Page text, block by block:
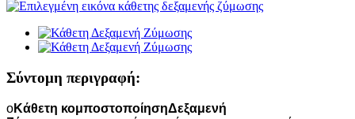
Σύντομη περιγραφή:
οΚάθετη κομποστοποίησηΔεξαμενή